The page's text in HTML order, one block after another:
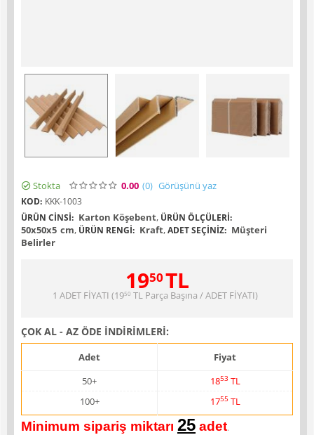
Stokta 0.00 (0) Görüşünü yaz
KOD: KKK-1003
ÜRÜN CINSI: Karton Köşebent, ÜRÜN ÖLÇÜLERI:
50x50x5 cm, ÜRÜN RENGI: Kraft,ADET SEÇINIZ: Müşteri
Belirler
1950TL
1 ADET FİYATI (1950 TL Parça Başına / ADET FİYATI)
ÇOK AL - AZ ÖDE İNDİRİMLERİ:
Adet
Fiyat
50+
1853 TL
100+
1755 TL
Minimum sipariş miktarı 25 adet.